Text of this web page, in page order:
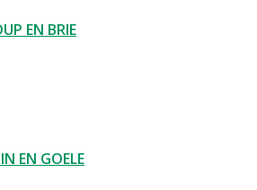
EN BRIE
EN GOELE